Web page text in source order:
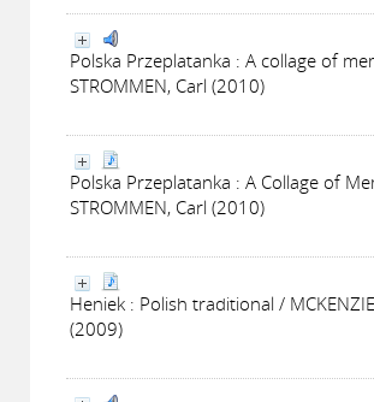
Polska Przeplatanka : A collage of
STROMMEN, Carl (2010)
Polska Przeplatanka : A Collage of
STROMMEN, Carl (2010)
Heniek : Polish traditional /
(2009)